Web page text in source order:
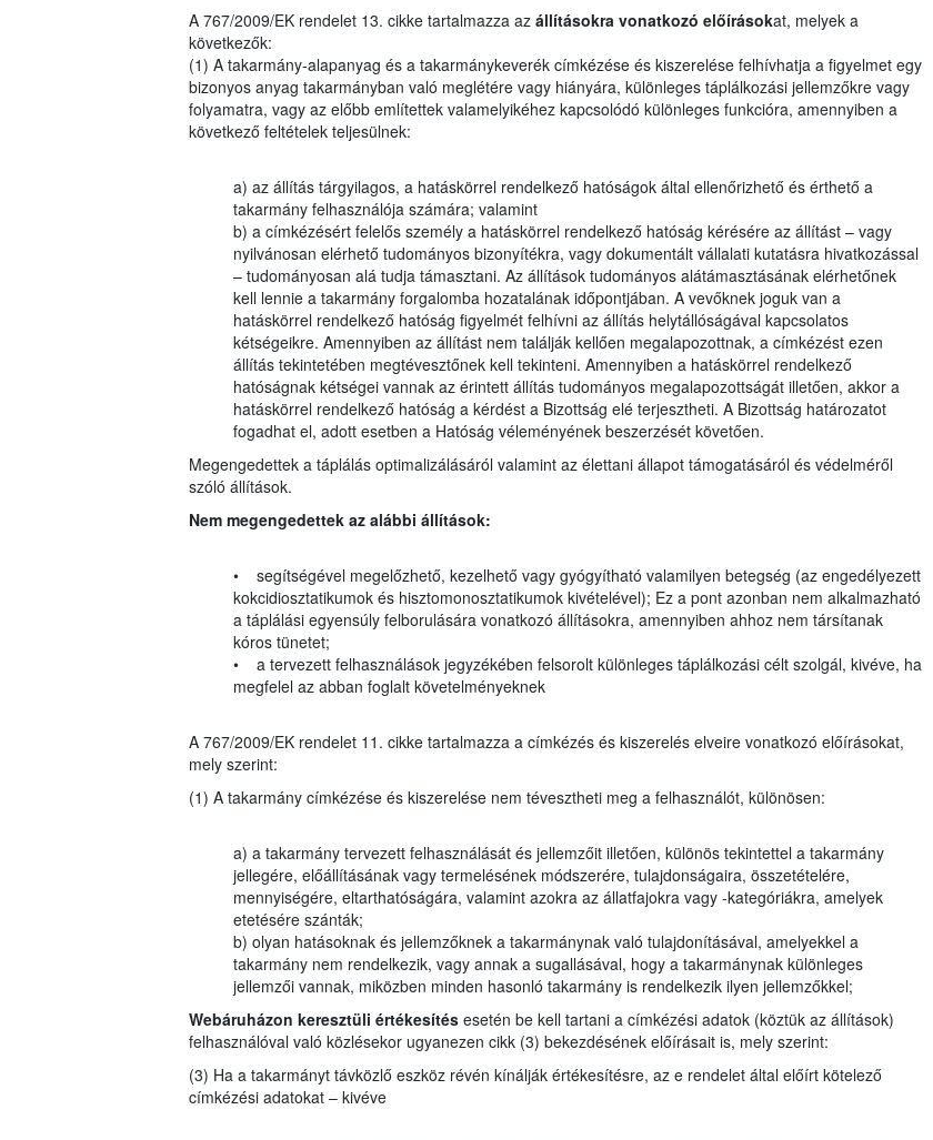
A 767/2009/EK rendelet 13. cikke tartalmazza az állításokra vonatkozó előírásokat, melyek a
következők:
(1) A takarmány-alapanyag és a takarmánykeverék címkézése és kiszerelése felhívhatja a figyelmet egy
bizonyos anyag takarmányban való meglétére vagy hiányára, különleges táplálkozási jellemzőkre vagy
folyamatra, vagy az előbb említettek valamelyikéhez kapcsolódó különleges funkcióra, amennyiben a
következő feltételek teljesülnek:
a) az állítás tárgyilagos, a hatáskörrel rendelkező hatóságok által ellenőrizhető és érthető a
takarmány felhasználója számára; valamint
b) a címkézésért felelős személy a hatáskörrel rendelkező hatóság kérésére az állítást – vagy
nyilvánosan elérhető tudományos bizonyítékra, vagy dokumentált vállalati kutatásra hivatkozással
– tudományosan alá tudja támasztani. Az állítások tudományos alátámasztásának elérhetőnek
kell lennie a takarmány forgalomba hozatalának időpontjában. A vevőknek joguk van a
hatáskörrel rendelkező hatóság figyelmét felhívni az állítás helytállóságával kapcsolatos
kétségeikre. Amennyiben az állítást nem találják kellően megalapozottnak, a címkézést ezen
állítás tekintetében megtévesztőnek kell tekinteni. Amennyiben a hatáskörrel rendelkező
hatóságnak kétségei vannak az érintett állítás tudományos megalapozottságát illetően, akkor a
hatáskörrel rendelkező hatóság a kérdést a Bizottság elé terjesztheti. A Bizottság határozatot
fogadhat el, adott esetben a Hatóság véleményének beszerzését követően.
Megengedettek a táplálás optimalizálásáról valamint az élettani állapot támogatásáról és védelméről
szóló állítások.
Nem megengedettek az alábbi állítások:
• segítségével megelőzhető, kezelhető vagy gyógyítható valamilyen betegség (az engedélyezett
kokcidiosztatikumok és hisztomonosztatikumok kivételével); Ez a pont azonban nem alkalmazható
a táplálási egyensúly felborulására vonatkozó állításokra, amennyiben ahhoz nem társítanak
kóros tünetet;
• a tervezett felhasználások jegyzékében felsorolt különleges táplálkozási célt szolgál, kivéve, ha
megfelel az abban foglalt követelményeknek
A 767/2009/EK rendelet 11. cikke tartalmazza a címkézés és kiszerelés elveire vonatkozó előírásokat,
mely szerint:
(1) A takarmány címkézése és kiszerelése nem tévesztheti meg a felhasználót, különösen:
a) a takarmány tervezett felhasználását és jellemzőit illetően, különös tekintettel a takarmány
jellegére, előállításának vagy termelésének módszerére, tulajdonságaira, összetételére,
mennyiségére, eltarthatóságára, valamint azokra az állatfajokra vagy -kategóriákra, amelyek
etetésére szánták;
b) olyan hatásoknak és jellemzőknek a takarmánynak való tulajdonításával, amelyekkel a
takarmány nem rendelkezik, vagy annak a sugallásával, hogy a takarmánynak különleges
jellemzői vannak, miközben minden hasonló takarmány is rendelkezik ilyen jellemzőkkel;
Webáruházon keresztüli értékesítésesetén be kell tartani a címkézési adatok (köztük az állítások)
felhasználóval való közlésekor ugyanezen cikk (3) bekezdésének előírásait is, mely szerint:
(3) Ha a takarmányt távközlő eszköz révén kínálják értékesítésre, az e rendelet által előírt kötelező
címkézési adatokat – kivéve